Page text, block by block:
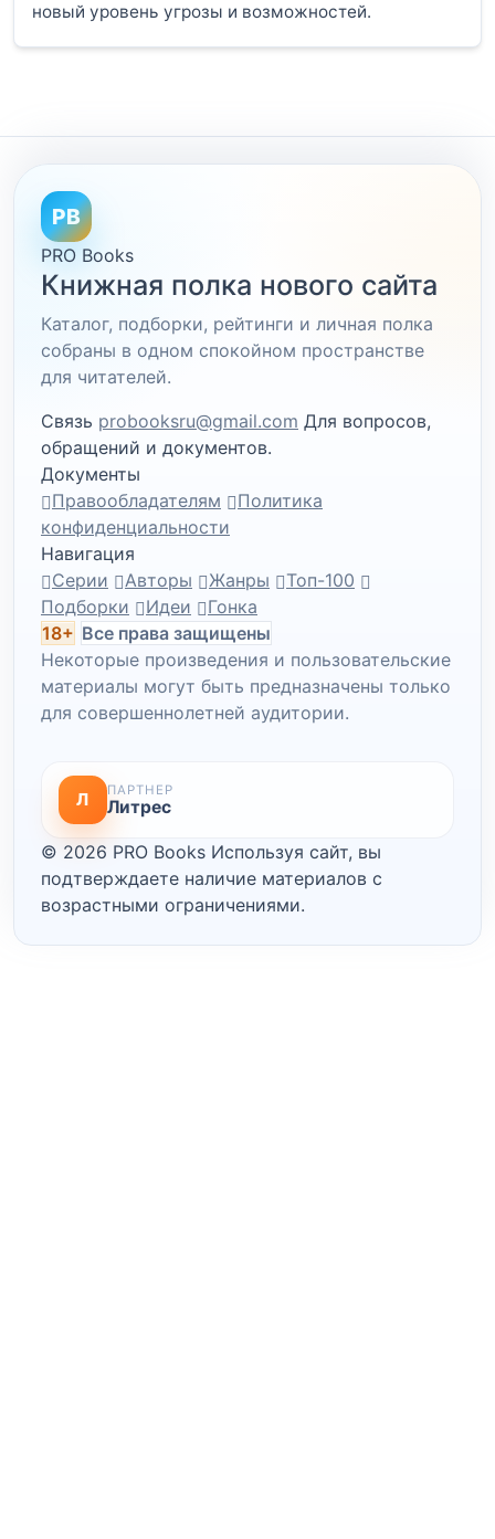
новый уровень угрозы и возможностей.
PB
PRO Books
Книжная полка нового сайта
Каталог, подборки, рейтинги и личная полка
собраны в одном спокойном пространстве
для читателей.
Связь probooksru@gmail.com Для вопросов,
обращений и документов.
Документы
Правообладателям
Политика
конфиденциальности
Навигация
Серии
Авторы Жанры
Топ-100
Подборки
Идеи
Гонка
18+ Все права защищены
Некоторые произведения и пользовательские
материалы могут быть предназначены только
для совершеннолетней аудитории.
Л ПАРТНЕР
Литрес
© 2026 PRO Books Используя сайт, вы
подтверждаете наличие материалов с
возрастными ограничениями.